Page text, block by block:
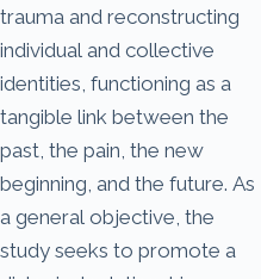
trauma and reconstructing
individual and collective
identities, functioning as a
tangible link between the
past, the pain, the new
beginning, and the future. As
a general objective, the
study seeks to promote a